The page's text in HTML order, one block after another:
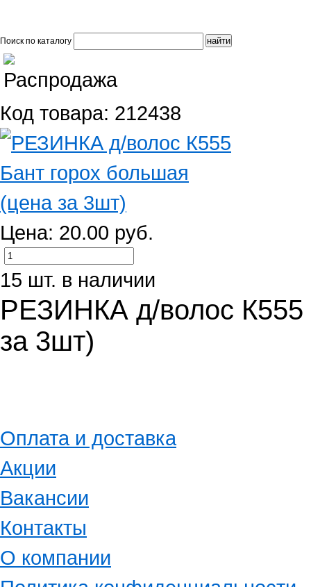
Поиск по каталогу
Код товара: 212438
Цена: 20.00 руб.
15 шт. в наличии
РЕЗИНКА д/волос К555
за 3шт)
Оплата и доставка
Акции
Вакансии
Контакты
О компании